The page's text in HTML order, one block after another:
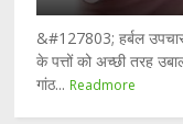
&#127803; हर्बल
के पत्तों को अच्छी तरह
गांठ... Readmore